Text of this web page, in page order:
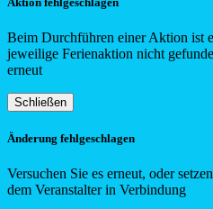
Beim Durchführen einer Aktion ist
jeweilige Ferienaktion nicht
erneut
Schließen
Änderung fehlgeschlagen
Versuchen Sie es erneut, oder
dem Veranstalter in Verbindung